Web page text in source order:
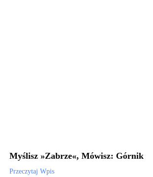
Myślisz »Zabrze«, Mówisz: Górnik
Przeczytaj Wpis